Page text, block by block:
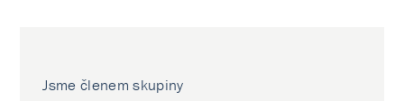
Jsme členem skupiny